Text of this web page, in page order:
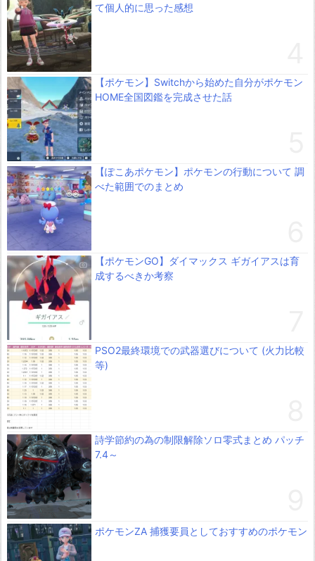
て個人的に思った感想
【ポケモン】Switchから始めた自分がポケモン
HOME全国図鑑を完成させた話
【ぽこあポケモン】ポケモンの行動について 調
べた範囲でのまとめ
【ポケモンGO】ダイマックス ギガイアスは育
成するべきか考察
PSO2最終環境での武器選びについて (火力比較
等)
詩学節約の為の制限解除ソロ零式まとめ パッチ
7.4～
ポケモンZA 捕獲要員としておすすめのポケモン